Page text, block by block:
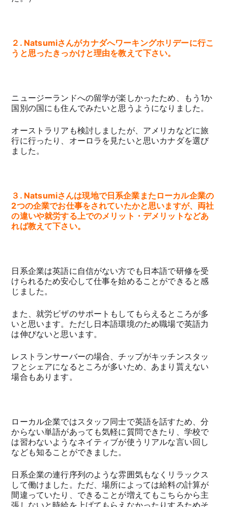
２. Natsumiさんがカナダへワーキングホリデーに行こ
うと思ったきっかけと理由を教えて下さい。
ニュージーランドへの留学が楽しかったため、もう1か
国別の国にも住んでみたいと思うようになりました。
オーストラリアも検討しましたが、アメリカなどに旅
行に行ったり、オーロラを見たいと思いカナダを選び
ました。
３. Natsumiさんは現地で日系企業またローカル企業の
2つの企業でお仕事をされていたかと思いますが、両社
の違いや就労する上でのメリット・デメリットなどあ
れば教えて下さい。
日系企業は英語に自信がない方でも日本語で研修を受
けられるため安心して仕事を始めることができると感
じました。
また、就労ビザのサポートもしてもらえるところが多
いと思います。ただし日本語環境のため職場で英語力
は伸びないと思います。
レストランサーバーの場合、チップがキッチンスタッ
フとシェアになるところが多いため、あまり貰えない
場合もあります。
ローカル企業ではスタッフ同士で英語を話すため、分
からない単語があっても気軽に質問できたり、学校で
は習わないようなネイティブが使うリアルな言い回し
なども知ることができました。
日系企業の連行序列のような雰囲気もなくリラックス
して働けました。ただ、場所によっては給料の計算が
間違っていたり、できることが増えてもこちらから主
張しないと時給を上げてもらえなかったりするためそ